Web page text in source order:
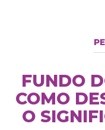
FUNDO
COMO
O